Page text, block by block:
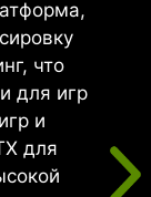
что
для игр
и
для